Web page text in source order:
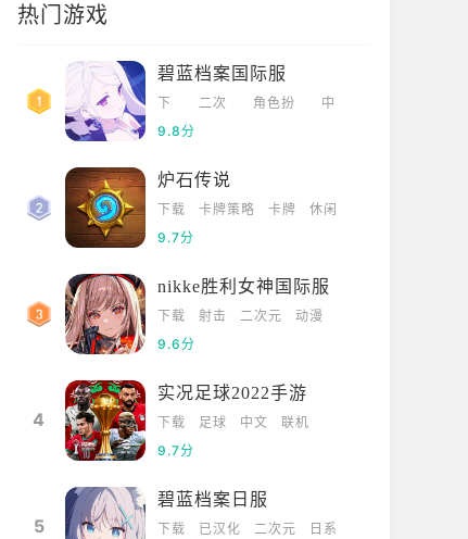
热门游戏
碧蓝档案国际服
下
二次
角色扮
中
9.8分
炉石传说
下载 卡牌策略 卡牌
休闲
9.7分
nikke胜利女神国际服
下载 射击 二次元
动漫
9.6分
4
实况足球2022手游
下载 足球 中文
联机
9.7分
5
碧蓝档案日服
下载 已汉化 二次元
日系